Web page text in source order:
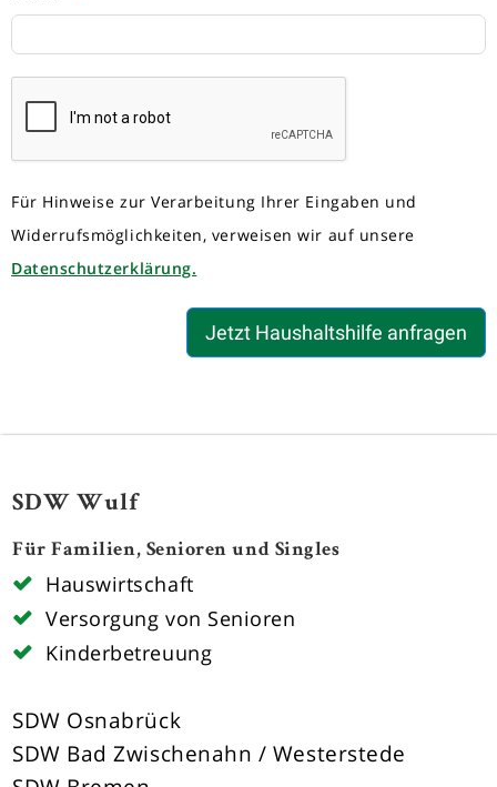
Für Hinweise zur Verarbeitung Ihrer Eingaben und
Widerrufsmöglichkeiten, verweisen wir auf unsere
Datenschutzerklärung.
Jetzt Haushaltshilfe anfragen
SDW Wulf
Für Familien, Senioren und Singles
Hauswirtschaft
Versorgung von Senioren
Kinderbetreuung
SDW Osnabrück
SDW Bad Zwischenahn / Westerstede